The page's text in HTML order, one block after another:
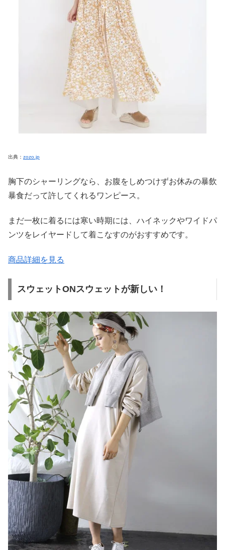
出典： zozo.jp
胸下のシャーリングなら、お腹をしめつけずお休みの暴飲
暴食だって許してくれるワンピース。
まだ一枚に着るには寒い時期には、ハイネックやワイドパ
ンツをレイヤードして着こなすのがおすすめです。
商品詳細を見る
スウェットONスウェットが新しい！